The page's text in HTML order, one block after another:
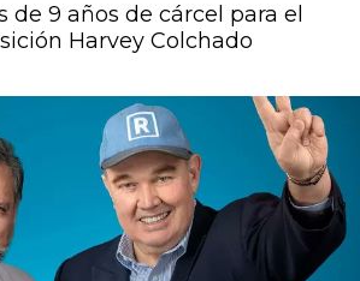
de 9 años de cárcel para el
Harvey Colchado